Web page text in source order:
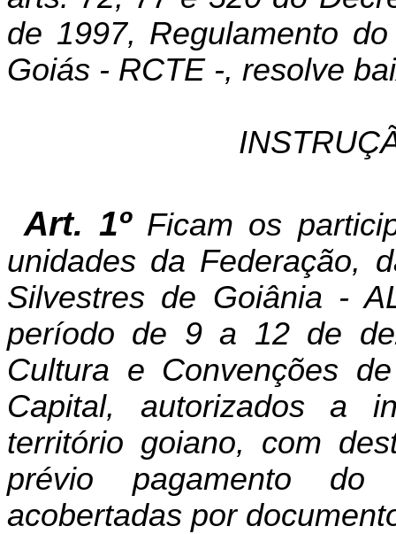
de 1997, Regulamento
Goiás - RCTE -, resolve
Art. 1º Ficam os
unidades da Federação,
Silvestres de Goiânia -
período de 9 a 12 de
Cultura e Convenções
Capital, autorizados a
território goiano, com
prévio pagamento
acobertadas por